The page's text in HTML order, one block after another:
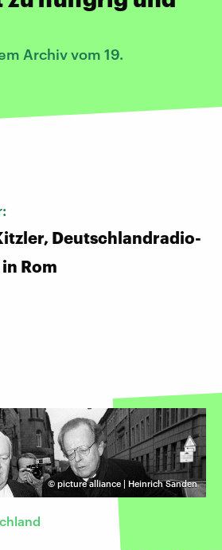
Archiv vom 19.
Deutschlandradio-
Rom
© picture alliance | Heinrich Sanden